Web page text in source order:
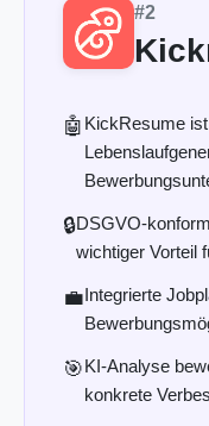
#2
🤖 KickResume
🔒DSGVO-
wichtiger Vorteil
💼Integrierte
🎯KI-Analyse
konkrete